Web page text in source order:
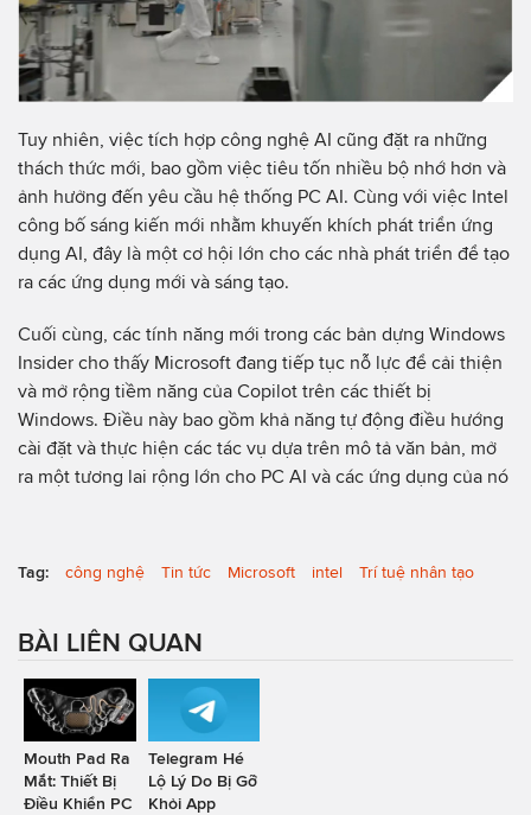
Tuy nhiên, việc tích hợp công nghệ AI cũng đặt ra những
thách thức mới, bao gồm việc tiêu tốn nhiều bộ nhớ hơn và
ảnh hưởng đến yêu cầu hệ thống PC AI. Cùng với việc Intel
công bố sáng kiến ​​mới nhằm khuyến khích phát triển ứng
dụng AI, đây là một cơ hội lớn cho các nhà phát triển để tạo
ra các ứng dụng mới và sáng tạo.
Cuối cùng, các tính năng mới trong các bản dựng Windows
Insider cho thấy Microsoft đang tiếp tục nỗ lực để cải thiện
và mở rộng tiềm năng của Copilot trên các thiết bị
Windows. Điều này bao gồm khả năng tự động điều hướng
cài đặt và thực hiện các tác vụ dựa trên mô tả văn bản, mở
ra một tương lai rộng lớn cho PC AI và các ứng dụng của nó
Tag: công nghệ Tin tức Microsoft intel Trí tuệ nhân tạo
BÀI LIÊN QUAN
Mouth Pad Ra
Mắt: Thiết Bị
Điều Khiển PC
Telegram Hé
Lộ Lý Do Bị Gỡ
Khỏi App